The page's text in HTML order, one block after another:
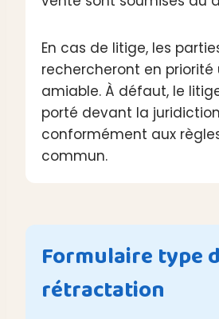
En cas de litige, les
rechercheront en priorité
amiable. À défaut, le
porté devant la
conformément aux
commun.
Formulaire type
rétractation